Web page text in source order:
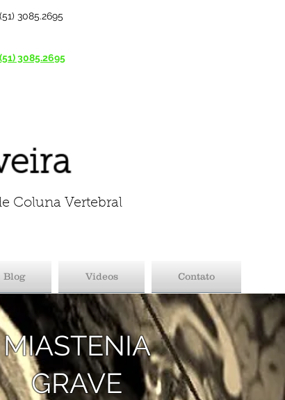
(51) 3085.2695
(51) 3085.2695
Coluna Vertebral
Blog Videos Contato
MIASTENIA
GRAVE